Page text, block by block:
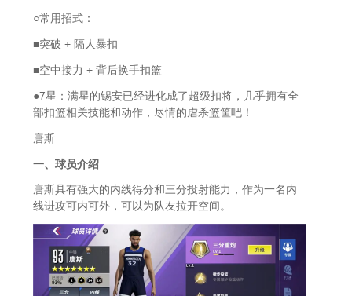
○常用招式：
■突破 + 隔人暴扣
■空中接力 + 背后换手扣篮
●7星：满星的锡安已经进化成了超级扣将，几乎拥有全
部扣篮相关技能和动作，尽情的虐杀篮筐吧！
唐斯
一、球员介绍
唐斯具有强大的内线得分和三分投射能力，作为一名内
线进攻可内可外，可以为队友拉开空间。